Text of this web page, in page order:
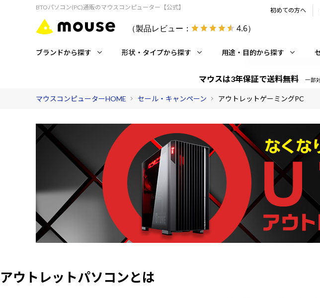
BTOパソコン(PC)通販のマウスコンピューター【公式】
（製品レビュー： 4.6）
初めての方へ
ブランドから探す 形状・タイプから探す 用途・目的から探す
マウスは3年保証で送料無料 一部
マウスコンピューターHOME セール・キャンペーン アウトレットゲーミングPC
アウトレットパソコンとは